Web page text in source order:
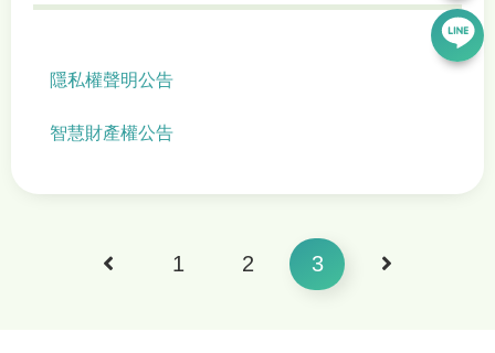
隱私權聲明公告
智慧財產權公告
1 2 3